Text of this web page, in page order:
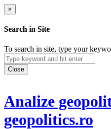
×
Search in Site
To search in site, type your
Close
Analize
geopolitics.ro